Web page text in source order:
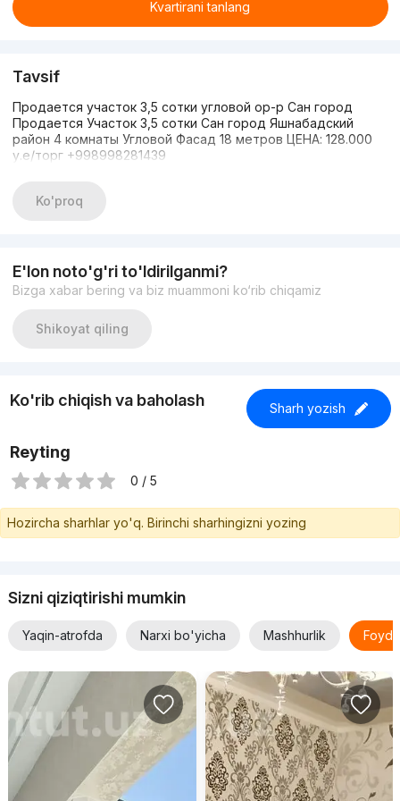
Kvartirani tanlang
Tavsif
Продается участок 3,5 сотки угловой ор-р Сан город
Продается Участок 3,5 сотки Сан город Яшнабадский
район 4 комнаты Угловой Фасад 18 метров ЦЕНА: 128.000
у.е/торг +998998281439
Ko'proq
E'lon noto'g'ri to'ldirilganmi?
Bizga xabar bering va biz muammoni ko‘rib chiqamiz
Shikoyat qiling
Ko'rib chiqish va baholash Sharh yozish
Reyting
0 / 5
Hozircha sharhlar yo'q. Birinchi sharhingizni yozing
Sizni qiziqtirishi mumkin
Yaqin-atrofda Narxi bo'yicha Mashhurlik